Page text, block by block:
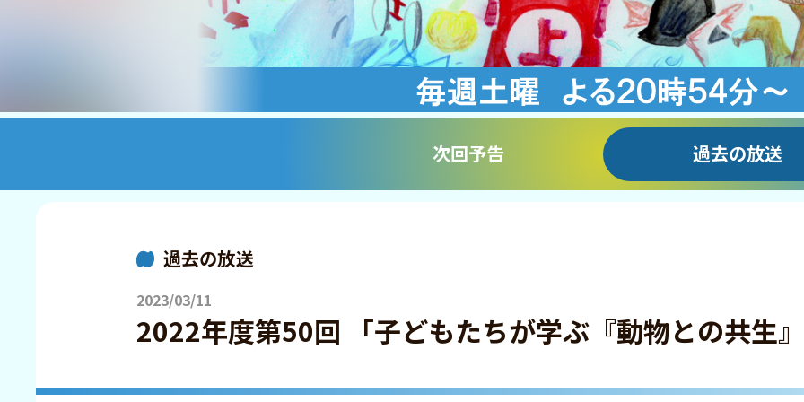
次回予告 過去の放送
過去の放送
2023/03/11
2022年度第50回 「子どもたちが学ぶ『動物との共生